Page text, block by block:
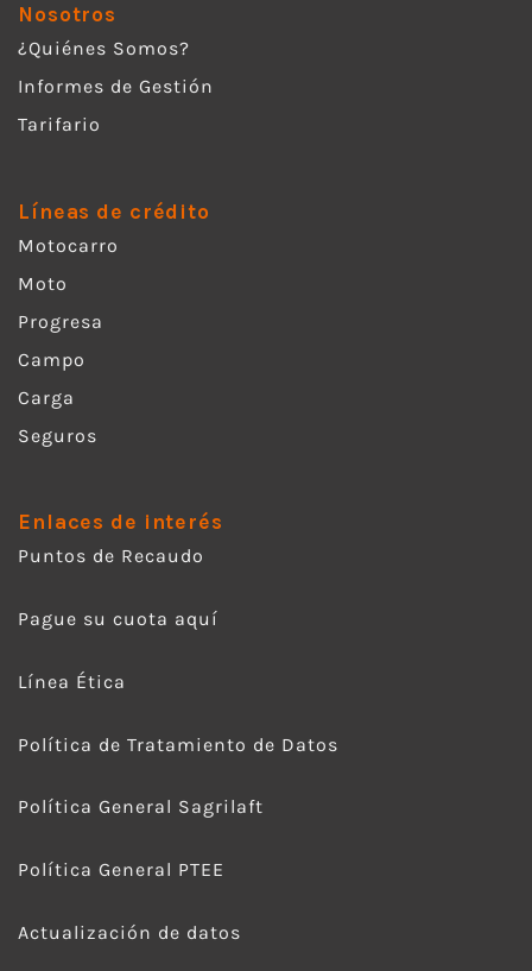
Nosotros
¿Quiénes Somos?
Informes de Gestión
Tarifario
Líneas de crédito
Motocarro
Moto
Progresa
Campo
Carga
Seguros
Enlaces de interés
Puntos de Recaudo
Pague su cuota aquí
Línea Ética
Política de Tratamiento de Datos
Política General Sagrilaft
Política General PTEE
Actualización de datos